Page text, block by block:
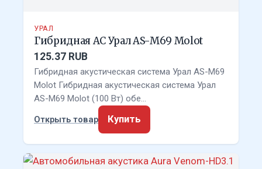
УРАЛ
Гибридная АС Урал AS-M69 Molot
125.37 RUB
Гибридная акустическая система Урал AS-M69
Molot Гибридная акустическая система Урал
AS-M69 Molot (100 Вт) обе…
Открыть товар
Купить